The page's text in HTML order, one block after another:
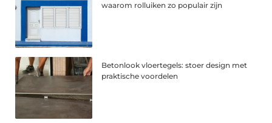
waarom rolluiken zo populair zijn
Betonlook vloertegels: stoer design met
praktische voordelen